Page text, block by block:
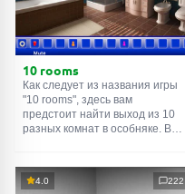
10 rooms
Как следует из названия игры
"10 rooms", здесь вам
предстоит найти выход из 10
разных комнат в особняке. В
их, чтобы выйти. Выход из
одной комнаты является
4.0 222